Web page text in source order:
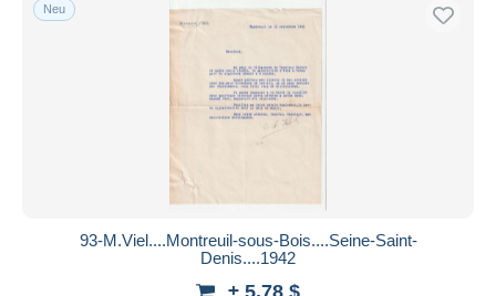
Neu
93-M.Viel....Montreuil-sous-Bois....Seine-Saint-
Denis....1942
± 5,78 $